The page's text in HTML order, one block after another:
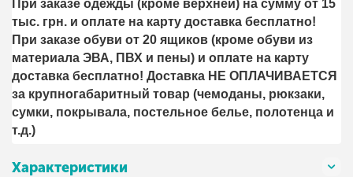
При заказе одежды (кроме верхней) на сумму от 15
тыс. грн. и оплате на карту доставка бесплатно!
При заказе обуви от 20 ящиков (кроме обуви из
материала ЭВА, ПВХ и пены) и оплате на карту
доставка бесплатно! Доставка НЕ ОПЛАЧИВАЕТСЯ
за крупногабаритный товар (чемоданы, рюкзаки,
сумки, покрывала, постельное белье, полотенца и
т.д.)
Характеристики